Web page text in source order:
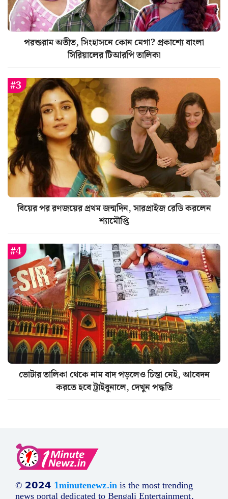
পরশুরাম অতীত, সিংহাসনে কোন মেগা? প্রকাশ্যে বাংলা
সিরিয়ালের টিআরপি তালিকা
বিয়ের পর রণজয়ের প্রথম জন্মদিন, সারপ্রাইজ রেডি করলেন
শ্যামৌপ্তি
ভোটার তালিকা থেকে নাম বাদ পড়লেও চিন্তা নেই, আবেদন
করতে হবে ট্রাইবুনালে, দেখুন পদ্ধতি
© 𝟮𝟬𝟮𝟰 1minutenewz.inis the most trending